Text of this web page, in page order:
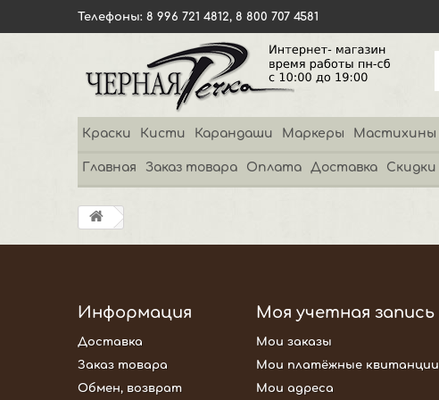
Телефоны: 8 996 721 4812, 8 800 707 4581
Краски Кисти Карандаши Маркеры Мастихины
Главная Заказ товара Оплата Доставка Скидки
Информация
Доставка
Заказ товара
Обмен, возврат
Моя учетная запись
Мои заказы
Мои платёжные квитанции
Мои адреса